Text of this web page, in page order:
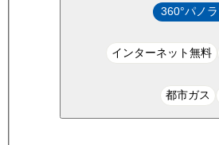
360°パノ
インターネット無料
都市ガス